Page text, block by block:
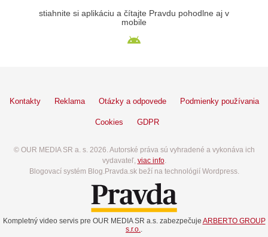
stiahnite si aplikáciu a čítajte Pravdu pohodlne aj v
mobile
Kontakty Reklama Otázky a odpovede Podmienky používania
Cookies GDPR
© OUR MEDIA SR a. s. 2026. Autorské práva sú vyhradené a vykonáva ich
vydavateľ, viac info.
Blogovací systém Blog.Pravda.sk beží na technológií Wordpress.
Kompletný video servis pre OUR MEDIA SR a.s. zabezpečuje ARBERTO GROUP
s.r.o..